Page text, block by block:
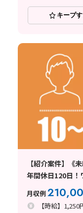
キープ
【紹介案件】《
年間休日120日
月収例
【時給】1,250